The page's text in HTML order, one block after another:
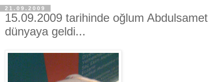
21.09.2009
15.09.2009 tarihinde oğlum Abdulsamet
dünyaya geldi...